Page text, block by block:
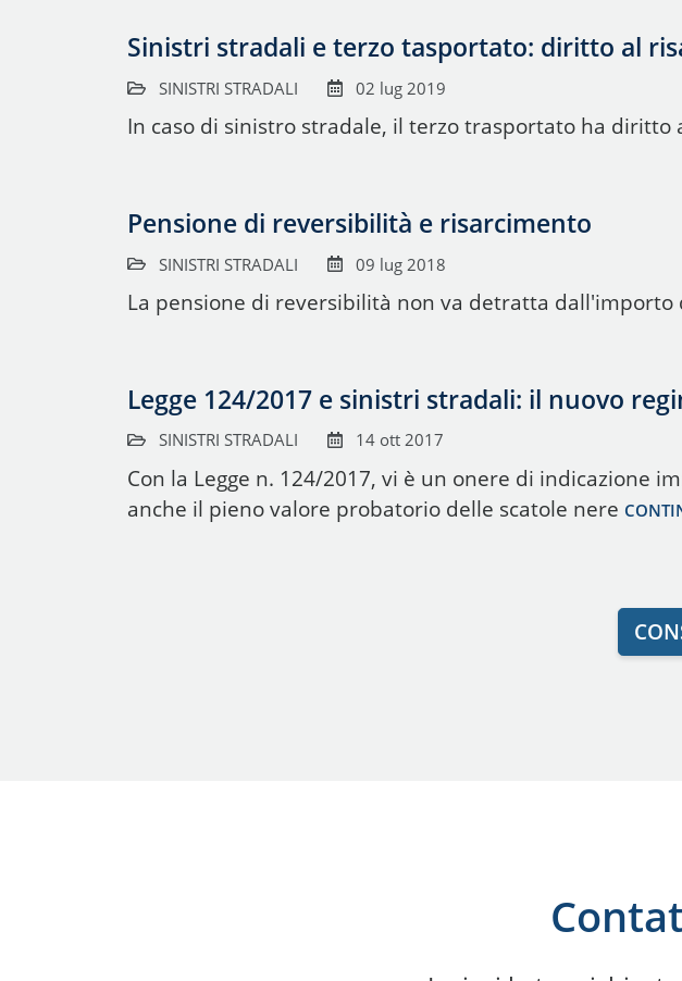
Sinistri stradali e terzo tasportato: diritto al
SINISTRI STRADALI 02 lug 2019
In caso di sinistro stradale, il terzo trasportato ha diritto
Pensione di reversibilità e risarcimento
SINISTRI STRADALI 09 lug 2018
La pensione di reversibilità non va detratta
Legge 124/2017 e sinistri stradali: il nuovo
SINISTRI STRADALI 14 ott 2017
Con la Legge n. 124/2017, vi è un onere di indicazione
anche il pieno valore probatorio delle scatole nere